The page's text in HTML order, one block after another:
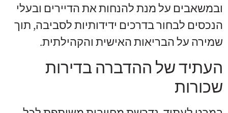
ובמשאבים על מנת להנחות את הדיירים ובעלי
הנכסים לבחור בדרכים ידידותיות לסביבה, תוך
שמירה על הבריאות האישית והקהילתית.
העתיד של ההדברה בדירות
שכורות